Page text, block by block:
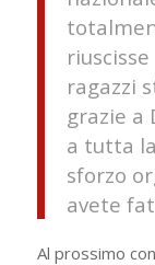
ragazzi
grazie a
a tutta
sforzo
avete
Al prossimo